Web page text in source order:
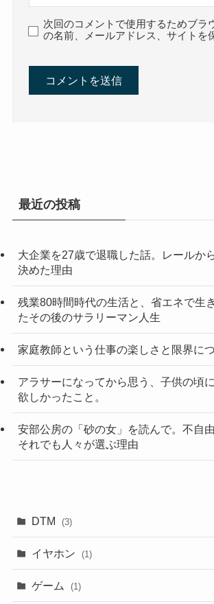
次回のコメントで使用するためブラ
の名前、メールアドレス、サイトを
最近の投稿
大企業を27歳で退職した話。レールか
決めた理由
残業80時間時代の生活と、省エネで生
たその後のサラリーマン人生
家庭教師という仕事の楽しさと限界につ
アラサーになってから思う、子供の頃
欲しかったこと。
安部公房の「砂の女」を読んで。不自
それでも人々が選ぶ理由
DTM (3)
イヤホン (1)
ゲーム (1)